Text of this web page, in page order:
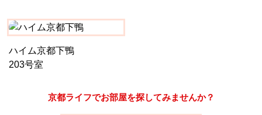
ハイム京都下鴨
203号室
京都ライフでお部屋を探してみませんか？